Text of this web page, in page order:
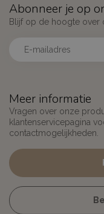
Meer informatie
Vragen over onze
klantenservicepagina
contactmogelijkheden.
Abonneer je op
Blijf op de hoogte over